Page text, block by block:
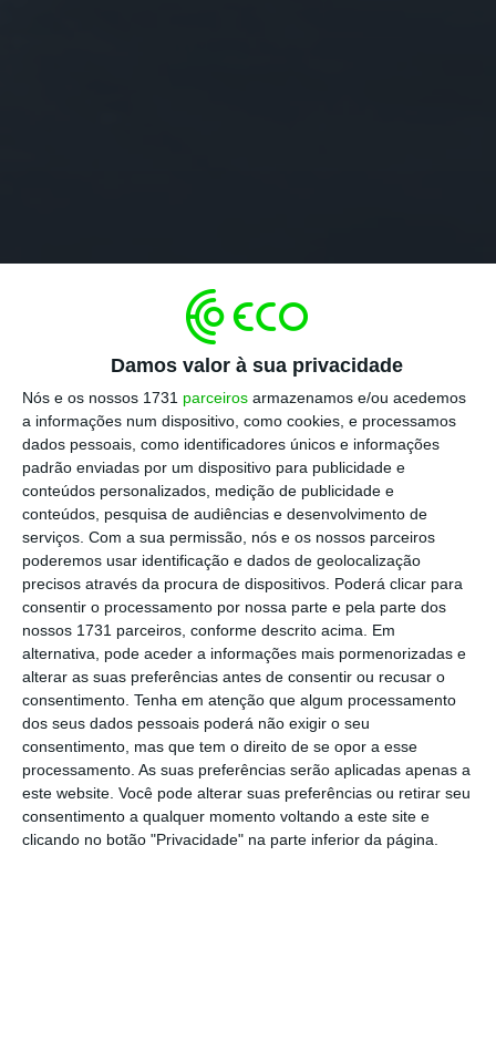
Damos valor à sua privacidade
Nós e os nossos 1731 parceiros armazenamos e/ou acedemos
a informações num dispositivo, como cookies, e processamos
dados pessoais, como identificadores únicos e informações
padrão enviadas por um dispositivo para publicidade e
conteúdos personalizados, medição de publicidade e
conteúdos, pesquisa de audiências e desenvolvimento de
serviços. Com a sua permissão, nós e os nossos parceiros
poderemos usar identificação e dados de geolocalização
precisos através da procura de dispositivos. Poderá clicar para
consentir o processamento por nossa parte e pela parte dos
nossos 1731 parceiros, conforme descrito acima. Em
alternativa, pode aceder a informações mais pormenorizadas e
alterar as suas preferências antes de consentir ou recusar o
consentimento. Tenha em atenção que algum processamento
dos seus dados pessoais poderá não exigir o seu
consentimento, mas que tem o direito de se opor a esse
processamento. As suas preferências serão aplicadas apenas a
este website. Você pode alterar suas preferências ou retirar seu
consentimento a qualquer momento voltando a este site e
clicando no botão "Privacidade" na parte inferior da página.